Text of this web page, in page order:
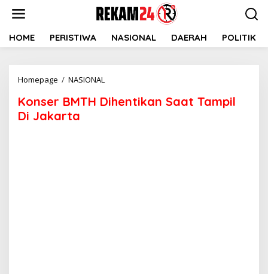
HOME PERISTIWA NASIONAL DAERAH POLITIK
Homepage / NASIONAL
Dihentikan
Konser BMTH Dihentikan Saat Tampil
Di Jakarta